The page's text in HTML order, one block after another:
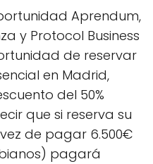
Aprendum,
y Protocol Business
de reservar
en Madrid,
del 50%
que si reserva su
de pagar 6.500€
pagará